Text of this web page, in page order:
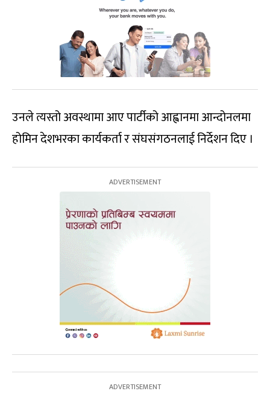
उनले त्यस्तो अवस्थामा आए पार्टीको आह्वानमा आन्दोनलमा
होमिन देशभरका कार्यकर्ता र संघसंगठनलाई निर्देशन दिए ।